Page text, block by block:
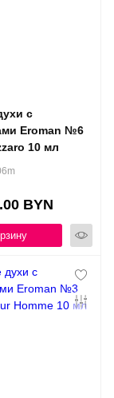
с
Eroman №6
10 мл
BYN